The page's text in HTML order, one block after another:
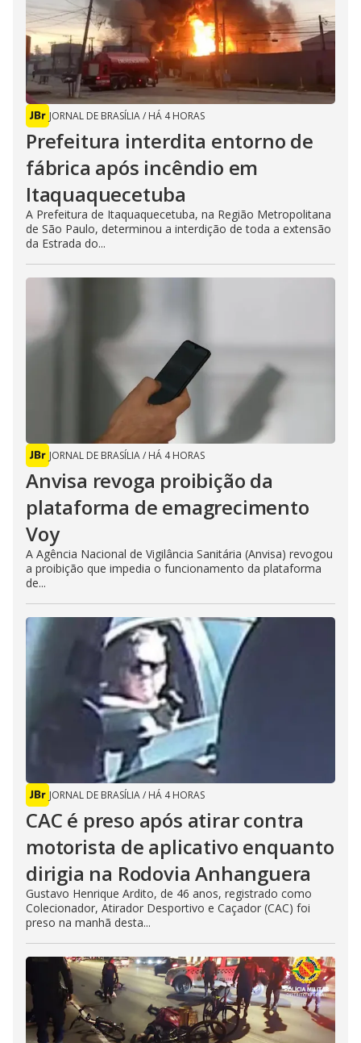
JORNAL DE BRASÍLIA/ HÁ 4 HORAS
Prefeitura interdita entorno de
fábrica após incêndio em
Itaquaquecetuba
A Prefeitura de Itaquaquecetuba, na Região Metropolitana
de São Paulo, determinou a interdição de toda a extensão
da Estrada do...
JORNAL DE BRASÍLIA/ HÁ 4 HORAS
Anvisa revoga proibição da
plataforma de emagrecimento
Voy
A Agência Nacional de Vigilância Sanitária (Anvisa) revogou
a proibição que impedia o funcionamento da plataforma
de...
JORNAL DE BRASÍLIA/ HÁ 4 HORAS
CAC é preso após atirar contra
motorista de aplicativo enquanto
dirigia na Rodovia Anhanguera
Gustavo Henrique Ardito, de 46 anos, registrado como
Colecionador, Atirador Desportivo e Caçador (CAC) foi
preso na manhã desta...